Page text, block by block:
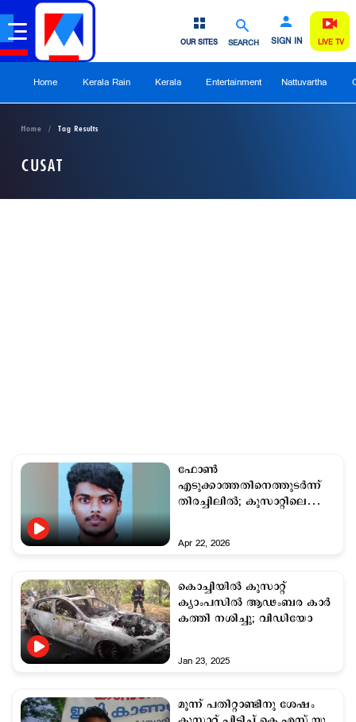
SEARCH SIGN IN
OUR SITES LIVE TV
Home Kerala Rain Kerala Entertainment Nattuvartha
Home Tag Results
CUSAT
ഫോൺ
എടുക്കാത്തതിനെത്തുടർന്ന്
തിരച്ചിലിൽ; കുസാറ്റിലെ
Apr 22, 2026
കൊച്ചിയില്‍ കുസാറ്റ്
ക്യാംപസിൽ ആഢംബര കാർ
കത്തി നശിച്ചു; വിഡിയോ
Jan 23, 2025
മൂന്ന് പതിറ്റാണ്ടിനു ശേഷം